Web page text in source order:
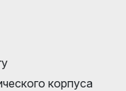
корпуса